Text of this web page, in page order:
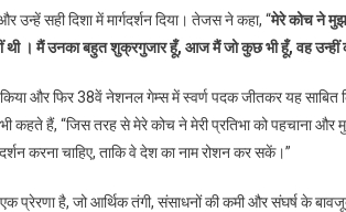
सही दिशा में मार्गदर्शन दिया। तेजस ने कहा, “मेरे कोच ने
थी । मैं उनका बहुत शुक्रगुजार हूँ, आज मैं जो कुछ भी हूँ, वह
और फिर 38वें नेशनल गेम्स में स्वर्ण पदक जीतकर यह साबित
कहते हैं, “जिस तरह से मेरे कोच ने मेरी प्रतिभा को पहचाना और
करना चाहिए, ताकि वे देश का नाम रोशन कर सकें।”
प्रेरणा है, जो आर्थिक तंगी, संसाधनों की कमी और संघर्ष के